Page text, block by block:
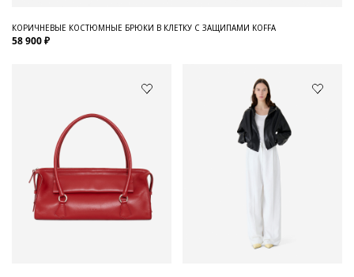
КОРИЧНЕВЫЕ КОСТЮМНЫЕ БРЮКИ В КЛЕТКУ С ЗАЩИПАМИ KOFFA
58 900 ₽